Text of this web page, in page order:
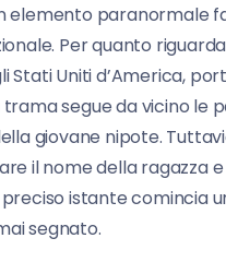
elemento
Per quanto
Stati Uniti d’America,
segue da vicino le
giovane nipote.
il nome della ragazza
preciso istante comincia
segnato.